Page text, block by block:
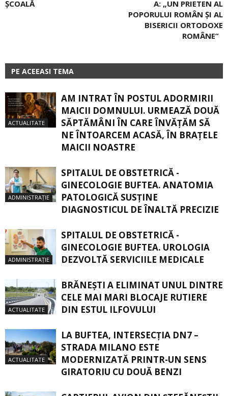
ŞCOALĂ
A: „UN PRIETEN AL
POPORULUI ROMÂN ȘI AL
BISERICII ORTODOXE
ROMÂNE”
PE ACEEASI TEMA
ACTUALITATE
AM INTRAT ÎN POSTUL ADORMIRII
MAICII DOMNULUI. URMEAZĂ DOUĂ
SĂPTĂMÂNI ÎN CARE ÎNVĂŢĂM SĂ
NE ÎNTOARCEM ACASĂ, ÎN BRAŢELE
MAICII NOASTRE
ADMINISTRAȚIE
SPITALUL DE OBSTETRICĂ -
GINECOLOGIE BUFTEA. ANATOMIA
PATOLOGICĂ SUSŢINE
DIAGNOSTICUL DE ÎNALTĂ PRECIZIE
ADMINISTRAȚIE
SPITALUL DE OBSTETRICĂ -
GINECOLOGIE BUFTEA. UROLOGIA
DEZVOLTĂ SERVICIILE MEDICALE
ACTUALITATE
BRĂNEȘTI A ELIMINAT UNUL DINTRE
CELE MAI MARI BLOCAJE RUTIERE
DIN ESTUL ILFOVULUI
ACTUALITATE
LA BUFTEA, INTERSECŢIA DN7 –
STRADA MILANO ESTE
MODERNIZATĂ PRINTR-UN SENS
GIRATORIU CU DOUĂ BENZI